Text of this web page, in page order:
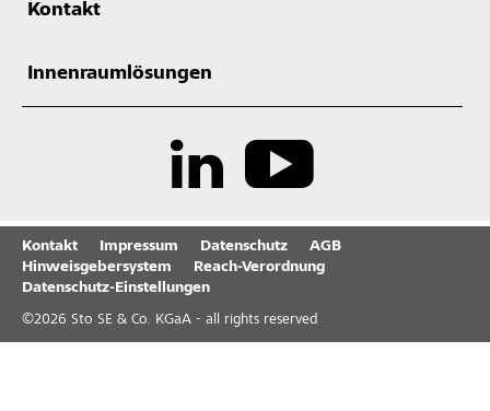
Kontakt
Innenraumlösungen
Kontakt Impressum Datenschutz
AGB
Hinweisgebersystem
Reach-Verordnung
Datenschutz-Einstellungen
©2026 Sto SE & Co. KGaA - all rights reserved